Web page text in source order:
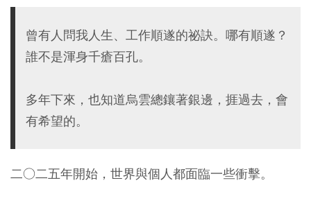
曾有人問我人生、工作順遂的祕訣。哪有順遂？
誰不是渾身千瘡百孔。
多年下來，也知道烏雲總鑲著銀邊，捱過去，會
有希望的。
二○二五年開始，世界與個人都面臨一些衝擊。